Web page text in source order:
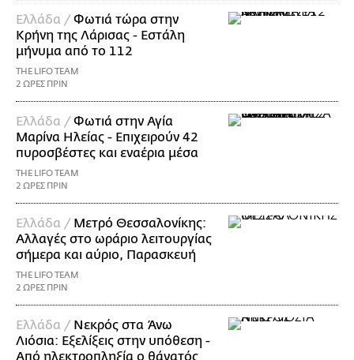
Ελλάδα /Φωτιά τώρα στην
Κρήνη της Λάρισας - Εστάλη
μήνυμα από το 112
THE LIFO TEAM
2 ΩΡΕΣ ΠΡΙΝ
Ελλάδα /Φωτιά στην Αγία
Μαρίνα Ηλείας - Επιχειρούν 42
πυροσβέστες και εναέρια μέσα
THE LIFO TEAM
2 ΩΡΕΣ ΠΡΙΝ
Ελλάδα / Μετρό Θεσσαλονίκης:
Αλλαγές στο ωράριο λειτουργίας
σήμερα και αύριο, Παρασκευή
THE LIFO TEAM
2 ΩΡΕΣ ΠΡΙΝ
Ελλάδα / Νεκρός στα Άνω
Λιόσια: Εξελίξεις στην υπόθεση -
Από ηλεκτροπληξία ο θάνατός